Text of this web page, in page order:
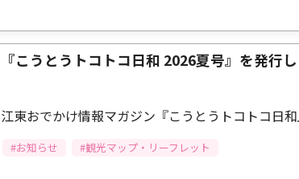
『こうとうトコトコ日和 2026夏号』を発行
江東おでかけ情報マガジン『こうとうトコトコ日
#お知らせ #観光マップ・リーフレット